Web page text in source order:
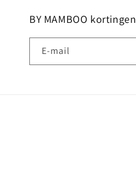
BY MAMBOO kortingen
E‑mail